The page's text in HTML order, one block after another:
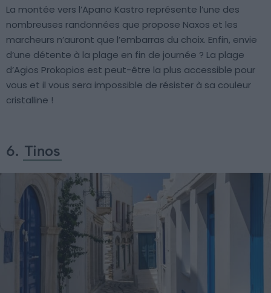
La montée vers l’Apano Kastro représente l’une des
nombreuses randonnées que propose Naxos et les
marcheurs n’auront que l’embarras du choix. Enfin, envie
d’une détente à la plage en fin de journée ? La plage
d’Agios Prokopios est peut-être la plus accessible pour
vous et il vous sera impossible de résister à sa couleur
cristalline !
6. Tinos